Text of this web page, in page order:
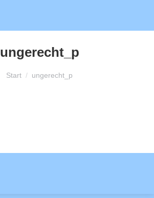
ungerecht_p
Sie befinden sich hier:
Start ungerecht_p